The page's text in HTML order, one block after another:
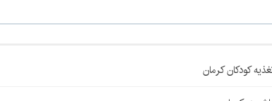
کودکان کرمان